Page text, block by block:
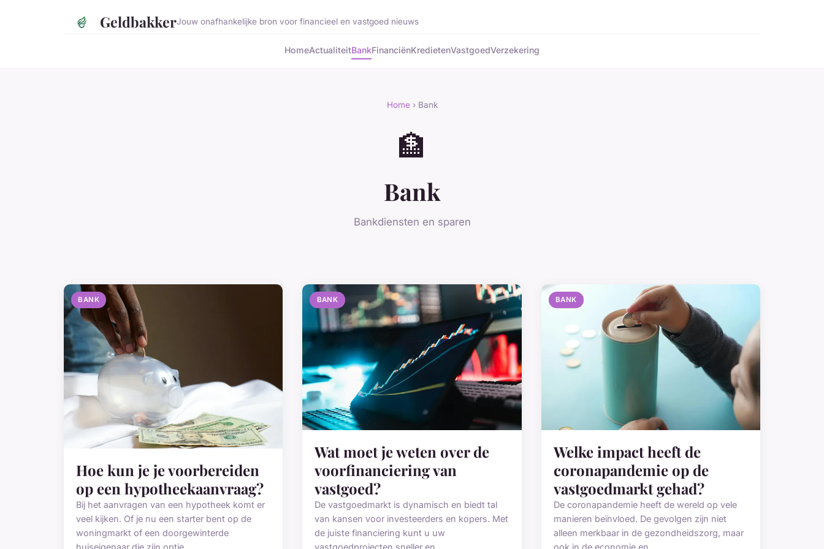
GeldbakkerJouw onafhankelijke bron voor financieel en vastgoed nieuws
HomeActualiteitBankFinanciënKredietenVastgoedVerzekering
Home› Bank
🏦
Bank
Bankdiensten en sparen
BANK
Hoe kun je je voorbereiden
op een hypotheekaanvraag?
Bij het aanvragen van een hypotheek komt er
veel kijken. Of je nu een starter bent op de
woningmarkt of een doorgewinterde
huiseigenaar die zijn optie...
BANK
Wat moet je weten over de
voorfinanciering van
vastgoed?
De vastgoedmarkt is dynamisch en biedt tal
van kansen voor investeerders en kopers. Met
de juiste financiering kunt u uw
BANK
Welke impact heeft de
coronapandemie op de
vastgoedmarkt gehad?
De coronapandemie heeft de wereld op vele
manieren beïnvloed. De gevolgen zijn niet
alleen merkbaar in de gezondheidszorg, maar